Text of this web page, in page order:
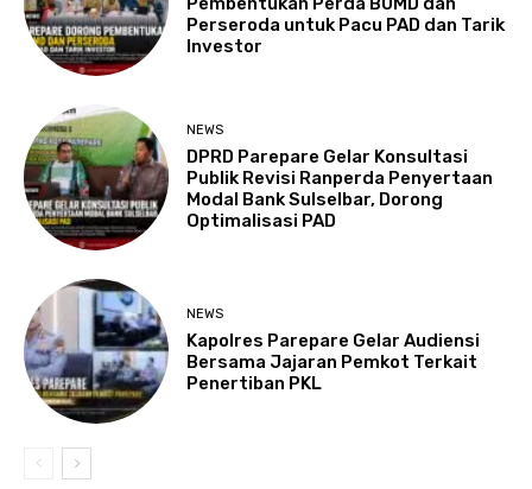
Perseroda untuk Pacu PAD dan Tarik
Investor
NEWS
DPRD Parepare Gelar Konsultasi
Publik Revisi Ranperda Penyertaan
Modal Bank Sulselbar, Dorong
Optimalisasi PAD
NEWS
Kapolres Parepare Gelar Audiensi
Bersama Jajaran Pemkot Terkait
Penertiban PKL